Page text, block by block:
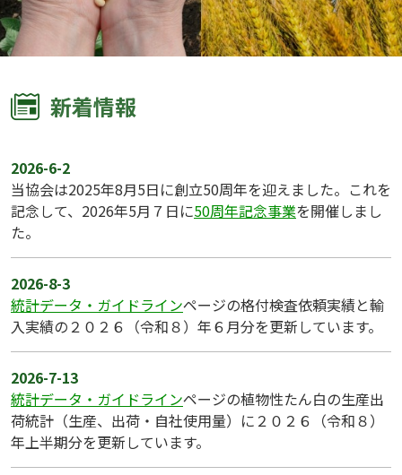
新着情報
2026-6-2
当協会は2025年8月5日に創立50周年を迎えました。これを
記念して、2026年5月７日に50周年記念事業を開催しまし
た。
2026-8-3
統計データ・ガイドラインページの格付検査依頼実績と輸
入実績の２０２６（令和８）年６月分を更新しています。
2026-7-13
統計データ・ガイドラインページの植物性たん白の生産出
荷統計（生産、出荷・自社使用量）に２０２６（令和８）
年上半期分を更新しています。